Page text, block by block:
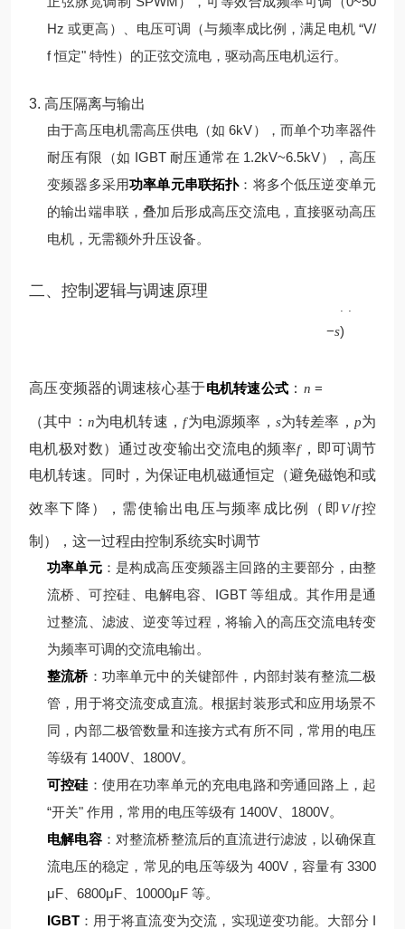
Hz 或更高）、电压可调（与频率成比例，满足电机 “V/
f 恒定" 特性）的正弦交流电，驱动高压电机运行。
3. 高压隔离与输出
由于高压电机需高压供电（如 6kV），而单个功率器件
耐压有限（如 IGBT 耐压通常在 1.2kV~6.5kV），高压
变频器多采用功率单元串联拓扑：将多个低压逆变单元
的输出端串联，叠加后形成高压交流电，直接驱动高压
电机，无需额外升压设备。
二、控制逻辑与调速原理
高压变频器的调速核心基于电机转速公式 ： n =
−s)
（其中： n为电机转速， f为电源频率， s为转差率， p为
电机极对数） 通过改变输出交流电的频率f，即可调节
电机转速。同时，为保证电机磁通恒定（避免磁饱和或
效率下降），需使输出电压与频率成比例（即 V /f控
制），这一过程由控制系统实时调节
功率单元：是构成高压变频器主回路的主要部分，由整
流桥、可控硅、电解电容、IGBT 等组成。其作用是通
过整流、滤波、逆变等过程，将输入的高压交流电转变
为频率可调的交流电输出。
整流桥：功率单元中的关键部件，内部封装有整流二极
管，用于将交流变成直流。根据封装形式和应用场景不
同，内部二极管数量和连接方式有所不同，常用的电压
等级有 1400V、1800V。
可控硅 ：使用在功率单元的充电电路和旁通回路上，起
“开关" 作用，常用的电压等级有 1400V、1800V。
电解电容：对整流桥整流后的直流进行滤波，以确保直
流电压的稳定，常见的电压等级为 400V，容量有 3300
μF、6800μF、10000μF 等。
IGBT ：用于将直流变为交流，实现逆变功能。大部分 I